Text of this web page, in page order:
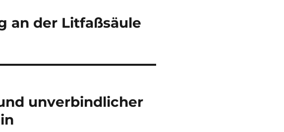
an der Litfaßsäule
unverbindlicher